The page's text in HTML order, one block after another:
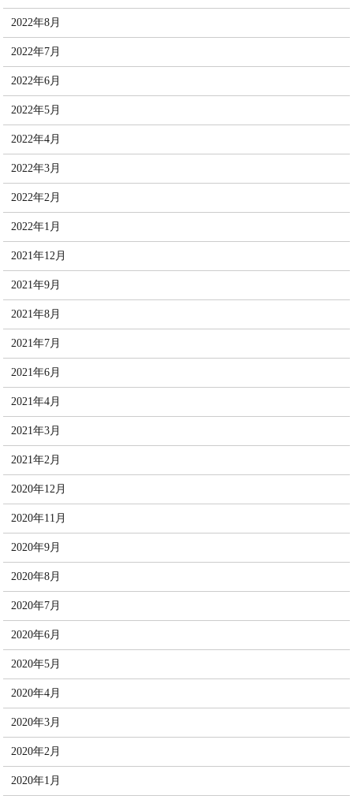
2022年8月
2022年7月
2022年6月
2022年5月
2022年4月
2022年3月
2022年2月
2022年1月
2021年12月
2021年9月
2021年8月
2021年7月
2021年6月
2021年4月
2021年3月
2021年2月
2020年12月
2020年11月
2020年9月
2020年8月
2020年7月
2020年6月
2020年5月
2020年4月
2020年3月
2020年2月
2020年1月